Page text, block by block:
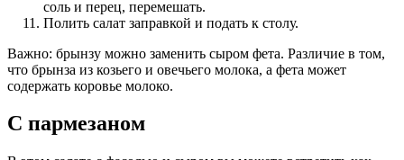
соль и перец, перемешать.
Полить салат заправкой и подать к столу.
Важно: брынзу можно заменить сыром фета. Различие в том,
что брынза из козьего и овечьего молока, а фета может
содержать коровье молоко.
С пармезаном